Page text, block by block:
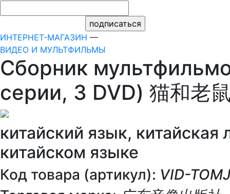
ИНТЕРНЕТ-МАГАЗИН —
ВИДЕО И МУЛЬТФИЛЬМЫ
Сборник
серии, 3 DVD) 猫和老
китайский язык,
китайском языке
Код товара (артикул): VID-